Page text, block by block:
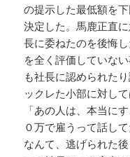
の提示した最低額を
決定した。馬鹿正直
長に委ねたのを後悔
を全く評価していな
も社長に認められた
ックレた小部に対して
「あの人は、本当に
０万で雇うって話して
なんて、逃げられた